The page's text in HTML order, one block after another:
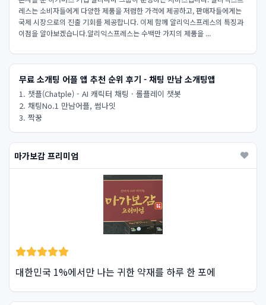
레스는 소비자들에게 다양한 제품을 저렴한 가격에 제공하고, 판매자들에게는
국제 시장으로의 진출 기회를 제공합니다. 이제 함께 알리익스프레스의 특징과
이점을 알아보겠습니다.알리익스프레스는 수백만 가지의 제품을 ...
무료 소개팅 어플 앱 추천 순위 후기 - 채팅 만남 소개팅앱
1. 챗플(Chatple) - AI 캐릭터 채팅 · 롤플레이 챗봇
2. 채팅No.1 만남어플, 썸나잇
3. 짝꿍
마가보감 프리미엄
대한민국 1%에서만 나는 귀한 약재를 하루 한 포에